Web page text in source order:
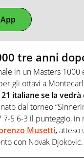
tre anni
in un Masters 1000
gli ottavi a
italiane se la vedrà
dal torneo
5 6-3 il punteggio, in
Musetti,atteso
con Novak Djokovic.